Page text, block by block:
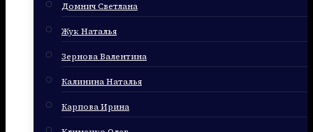
Домнич Светлана
Жук Наталья
Зернова Валентина
Калинина Наталья
Карпова Ирина